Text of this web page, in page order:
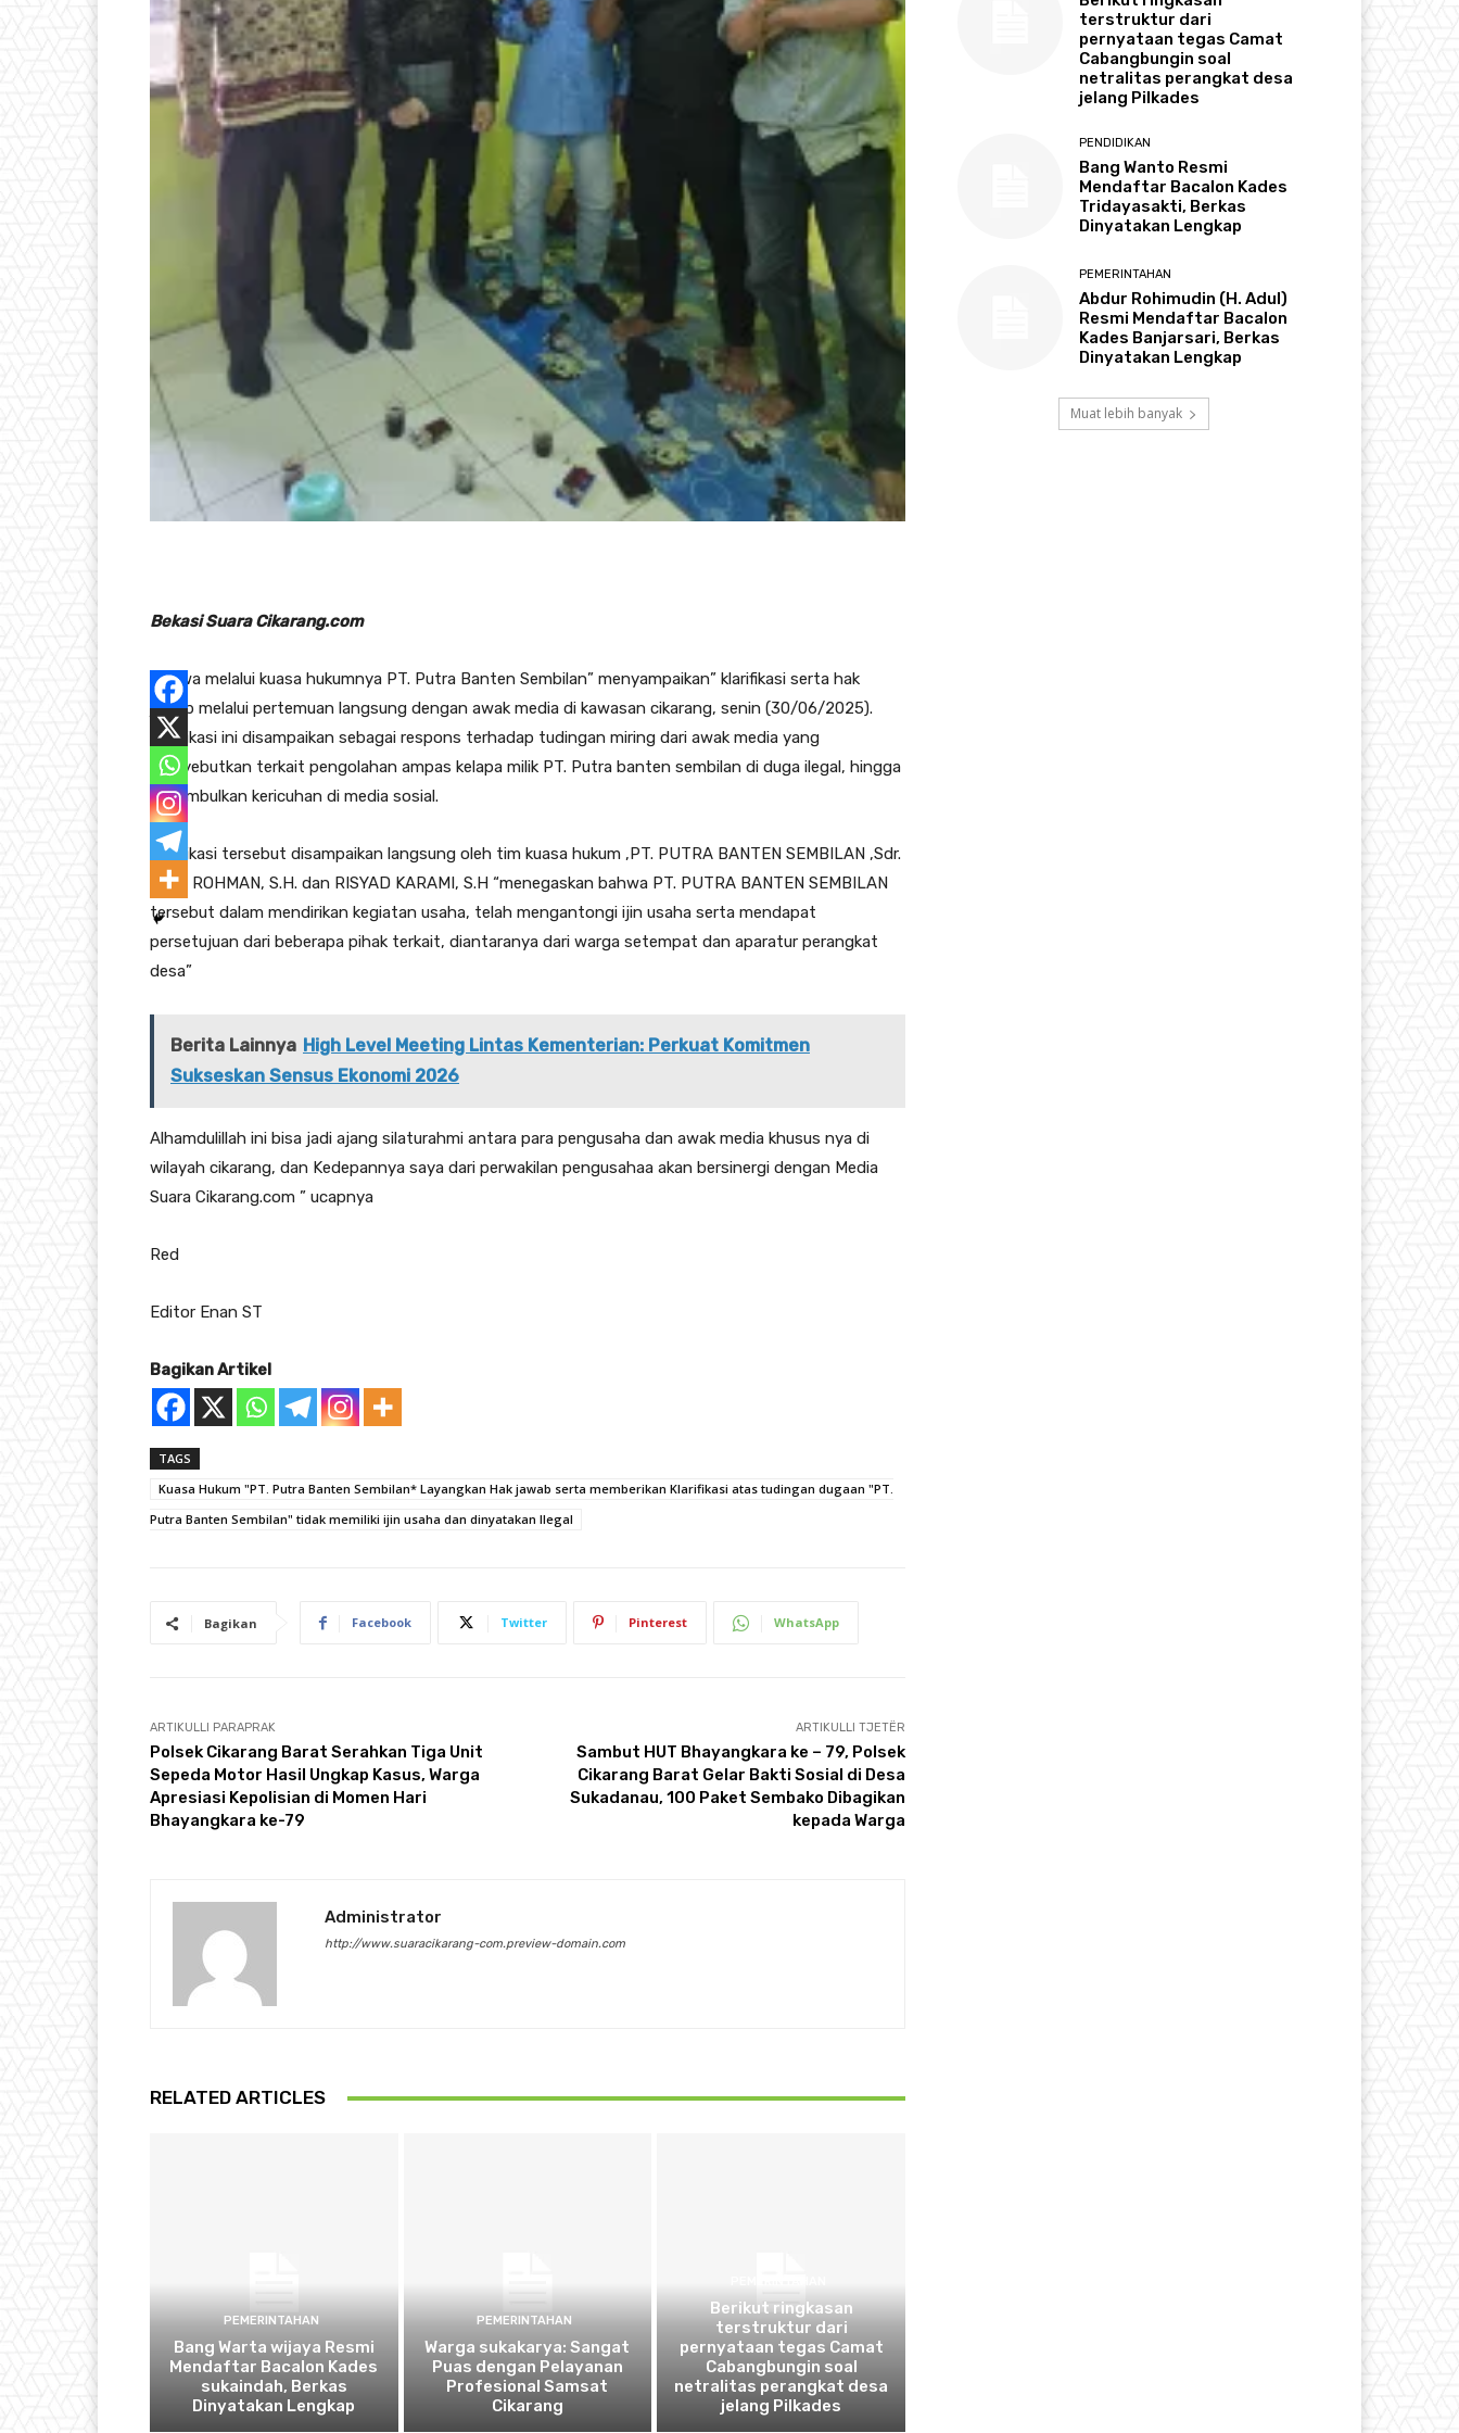
Bekasi Suara Cikarang.com
Bahwa melalui kuasa hukumnya PT. Putra Banten Sembilan” menyampaikan” klarifikasi serta hak
jawab melalui pertemuan langsung dengan awak media di kawasan cikarang, senin (30/06/2025).
Klarifikasi ini disampaikan sebagai respons terhadap tudingan miring dari awak media yang
menyebutkan terkait pengolahan ampas kelapa milik PT. Putra banten sembilan di duga ilegal, hingga
menimbulkan kericuhan di media sosial.
Klarifikasi tersebut disampaikan langsung oleh tim kuasa hukum ,PT. PUTRA BANTEN SEMBILAN ,Sdr.
IBNU ROHMAN, S.H. dan RISYAD KARAMI, S.H “menegaskan bahwa PT. PUTRA BANTEN SEMBILAN
tersebut dalam mendirikan kegiatan usaha, telah mengantongi ijin usaha serta mendapat
persetujuan dari beberapa pihak terkait, diantaranya dari warga setempat dan aparatur perangkat
desa”
Berita Lainnya High Level Meeting Lintas Kementerian: Perkuat Komitmen
Sukseskan Sensus Ekonomi 2026
Alhamdulillah ini bisa jadi ajang silaturahmi antara para pengusaha dan awak media khusus nya di
wilayah cikarang, dan Kedepannya saya dari perwakilan pengusahaa akan bersinergi dengan Media
Suara Cikarang.com ” ucapnya
Red
Editor Enan ST
Bagikan Artikel
TAGS
Kuasa Hukum "PT. Putra Banten Sembilan* Layangkan Hak jawab serta memberikan Klarifikasi atas tudingan dugaan "PT.
Putra Banten Sembilan" tidak memiliki ijin usaha dan dinyatakan Ilegal
Bagikan Facebook Twitter Pinterest WhatsApp
ARTIKULLI PARAPRAK
Polsek Cikarang Barat Serahkan Tiga Unit
Sepeda Motor Hasil Ungkap Kasus, Warga
Apresiasi Kepolisian di Momen Hari
Bhayangkara ke-79
ARTIKULLI TJETËR
Sambut HUT Bhayangkara ke – 79, Polsek
Cikarang Barat Gelar Bakti Sosial di Desa
Sukadanau, 100 Paket Sembako Dibagikan
kepada Warga
Administrator
http://www.suaracikarang-com.preview-domain.com
RELATED ARTICLES
PEMERINTAHAN
Bang Warta wijaya Resmi
Mendaftar Bacalon Kades
sukaindah, Berkas
Dinyatakan Lengkap
PEMERINTAHAN
Warga sukakarya: Sangat
Puas dengan Pelayanan
Profesional Samsat
Cikarang
Berikut ringkasan
terstruktur dari
pernyataan tegas Camat
Cabangbungin soal
netralitas perangkat desa
jelang Pilkades
terstruktur dari
pernyataan tegas Camat
Cabangbungin soal
netralitas perangkat desa
jelang Pilkades
PENDIDIKAN
Bang Wanto Resmi
Mendaftar Bacalon Kades
Tridayasakti, Berkas
Dinyatakan Lengkap
PEMERINTAHAN
Abdur Rohimudin (H. Adul)
Resmi Mendaftar Bacalon
Kades Banjarsari, Berkas
Dinyatakan Lengkap
Muat lebih banyak